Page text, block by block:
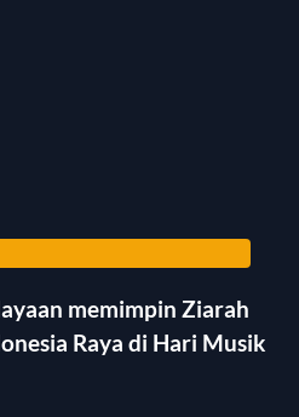
memimpin Ziarah
Raya di Hari Musik